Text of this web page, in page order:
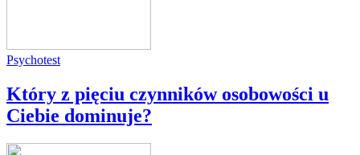
Psychotest
Który z pięciu czynników osobowości u
Ciebie dominuje?